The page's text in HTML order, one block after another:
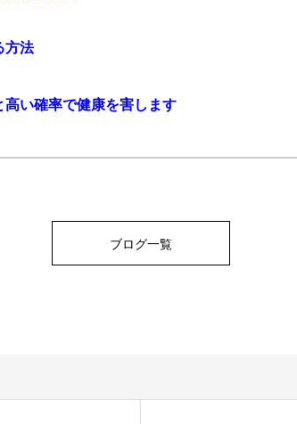
方法
い確率で健康を害します
ブログ一覧